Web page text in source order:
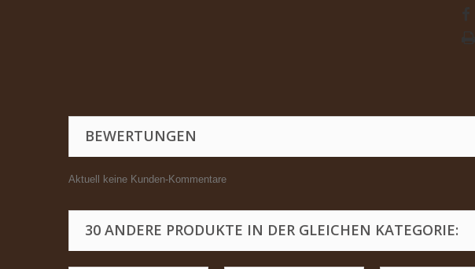
BEWERTUNGEN
Aktuell keine Kunden-Kommentare
30 ANDERE PRODUKTE IN DER GLEICHEN KATEGORIE: